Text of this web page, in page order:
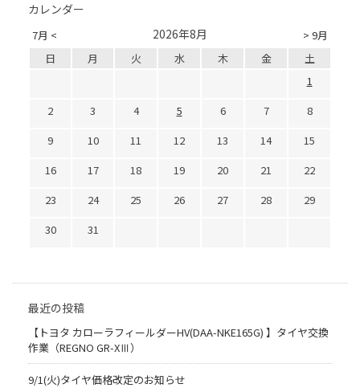
カレンダー
7月 < > 9月
2026年8月
日 月 火 水 木 金
土
1
2
3 4 5 6 7
8
9
10 11 12 13 14
15
16
17 18 19 20 21
22
23
24 25 26 27 28
29
30
31
最近の投稿
【トヨタ カローラフィールダーHV(DAA-NKE165G) 】タイヤ交換
作業（REGNO GR-XⅢ）
9/1(火)タイヤ価格改定のお知らせ